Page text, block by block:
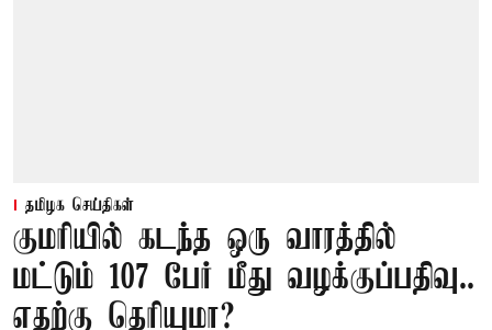
தமிழக செய்திகள்
குமரியில் கடந்த ஒரு வாரத்தில்
மட்டும் 107 பேர் மீது வழக்குப்பதிவு..
எதற்கு தெரியுமா?